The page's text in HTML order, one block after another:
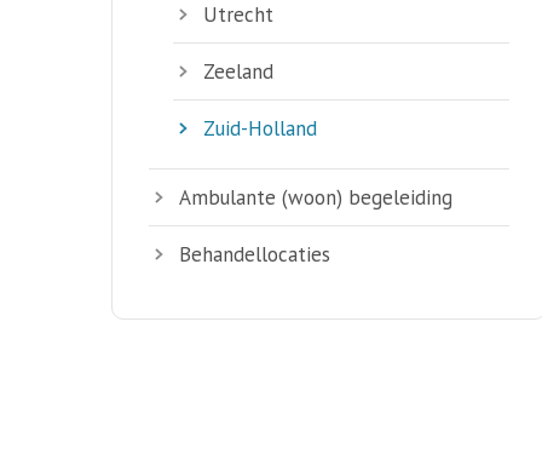
Utrecht
Zeeland
Zuid-Holland
Ambulante (woon) begeleiding
Behandellocaties